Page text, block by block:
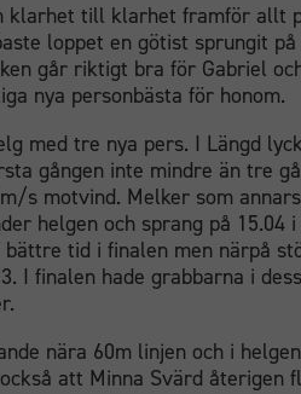
klarhet till klarhet framför allt
loppet en götist sprungit
går riktigt bra för Gabriel
nya personbästa för honom.
med tre nya pers. I Längd
gången inte mindre än tre
s motvind. Melker som
helgen och sprang på 15.04
tid i finalen men närpå
I finalen hade grabbarna i
nära 60m linjen och i
att Minna Svärd återigen